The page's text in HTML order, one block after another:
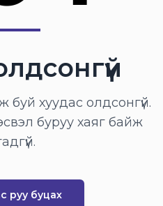
хуудас олдсонгүй.
буруу хаяг байж
руу буцах